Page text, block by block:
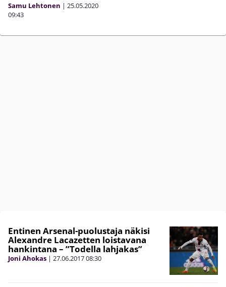
Samu Lehtonen | 25.05.2020
09:43
Entinen Arsenal-puolustaja näkisi
Alexandre Lacazetten loistavana
hankintana – ”Todella lahjakas”
Joni Ahokas | 27.06.201708:30